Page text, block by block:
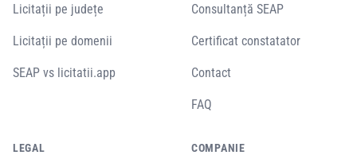
Licitații pe județe
Licitații pe domenii
SEAP vs licitatii.app
Consultanță SEAP
Certificat constatator
Contact
FAQ
LEGAL COMPANIE